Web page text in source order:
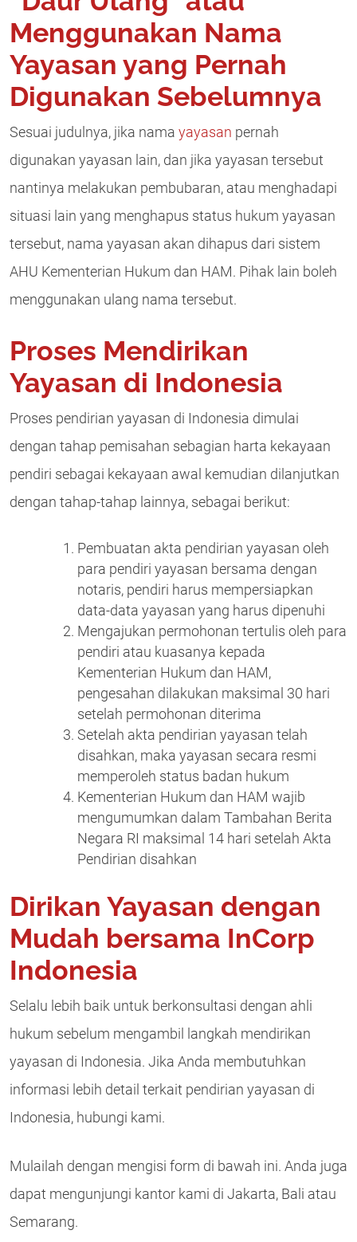
Menggunakan Nama
Yayasan yang Pernah
Digunakan Sebelumnya
Sesuai judulnya, jika nama yayasan pernah
digunakan yayasan lain, dan jika yayasan tersebut
nantinya melakukan pembubaran, atau menghadapi
situasi lain yang menghapus status hukum yayasan
tersebut, nama yayasan akan dihapus dari sistem
AHU Kementerian Hukum dan HAM. Pihak lain boleh
menggunakan ulang nama tersebut.
Proses Mendirikan
Yayasan di Indonesia
Proses pendirian yayasan di Indonesia dimulai
dengan tahap pemisahan sebagian harta kekayaan
pendiri sebagai kekayaan awal kemudian dilanjutkan
dengan tahap-tahap lainnya, sebagai berikut:
Pembuatan akta pendirian yayasan oleh
para pendiri yayasan bersama dengan
notaris, pendiri harus mempersiapkan
data-data yayasan yang harus dipenuhi
Mengajukan permohonan tertulis oleh para
pendiri atau kuasanya kepada
Kementerian Hukum dan HAM,
pengesahan dilakukan maksimal 30 hari
setelah permohonan diterima
Setelah akta pendirian yayasan telah
disahkan, maka yayasan secara resmi
memperoleh status badan hukum
Kementerian Hukum dan HAM wajib
mengumumkan dalam Tambahan Berita
Negara RI maksimal 14 hari setelah Akta
Pendirian disahkan
Dirikan Yayasan dengan
Mudah bersama InCorp
Indonesia
Selalu lebih baik untuk berkonsultasi dengan ahli
hukum sebelum mengambil langkah mendirikan
yayasan di Indonesia. Jika Anda membutuhkan
informasi lebih detail terkait pendirian yayasan di
Indonesia, hubungi kami.
Mulailah dengan mengisi form di bawah ini. Anda juga
dapat mengunjungi kantor kami di Jakarta, Bali atau
Semarang.